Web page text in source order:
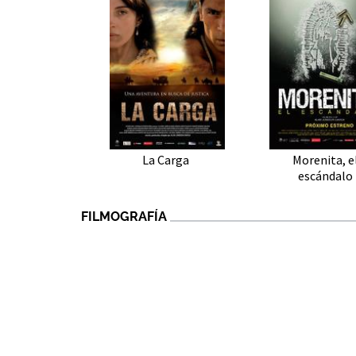
La Carga
Morenita,
escándalo
FILMOGRAFÍA